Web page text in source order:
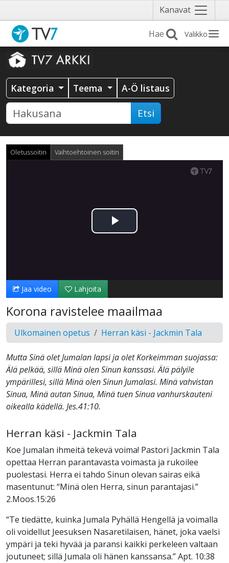
Kanavat Näytä
valikko
Valikko
Kategoria Teema A-Ö listaus
Etsi
Oletussoitin Vaihtoehtoinen soitin
Toista
Jaa video Lahjoita
Korona ravistelee maailmaa
Ulkomainen opetus Herran käsi - Jackmin Tala
Mutta Sinä olet Jumalan lapsi ja olet Korkeimman suojassa:
Älä pelkää, sillä Minä olen Sinun kanssasi. Älä pälyile
ympärillesi, sillä Minä olen Sinun Jumalasi. Minä vahvistan
Sinua, Minä autan Sinua, Minä tuen Sinua vanhurskauteni
oikealla kädellä. Jes.41:10.
Herran käsi - Jackmin Tala
Koe Jumalan ihmeitä tekevä voima! Pastori Jackmin Tala
opettaa Herran parantavasta voimasta ja rukoilee
puolestasi. Herra ei tahdo Sinun olevan sairas eikä
masentunut: “Minä olen Herra, sinun parantajasi.”
2.Moos.15:26
“Te tiedätte, kuinka Jumala Pyhällä Hengellä ja voimalla
oli voidellut Jeesuksen Nasaretilaisen, hänet, joka vaelsi
ympäri ja teki hyvää ja paransi kaikki perkeleen valtaan
joutuneet; sillä Jumala oli hänen kanssansa.” Apt. 10:38